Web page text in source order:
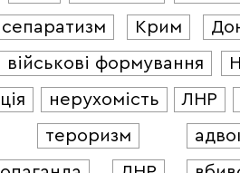
сепаратизм Крим
військові формування
нерухомість ЛНР
тероризм